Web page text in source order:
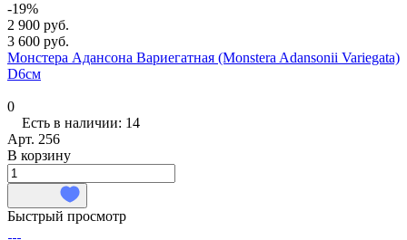
-19%
2 900 руб.
3 600 руб.
Монстера Адансона Вариегатная (Monstera Adansonii Variegata)
D6см
0
Есть в наличии: 14
Арт. 256
В корзину
Быстрый просмотр